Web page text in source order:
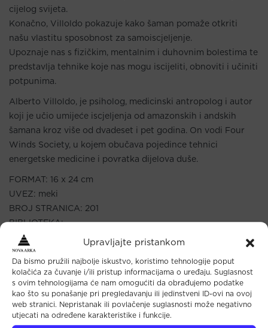
Upravljajte pristankom
Da bismo pružili najbolje iskustvo, koristimo tehnologije poput
kolačića za čuvanje i/ili pristup informacijama o uređaju. Suglasnost
s ovim tehnologijama će nam omogućiti da obrađujemo podatke
kao što su ponašanje pri pregledavanju ili jedinstveni ID-ovi na ovoj
web stranici. Nepristanak ili povlačenje suglasnosti može negativno
utjecati na određene karakteristike i funkcije.
cijelog svijeta.
Konačno, Villoldo pokazuje kako šaman pomaže otkriti
našu vlastitu sposobnost za samoiscjeljenje.
Upoznaje nas s fizičkim, mentalnim i duhovnim bolestima te
predstavlja tehnike koje nas mogu iscijeliti, obnoviti i učiniti
potpunima.
Alberto Villoldo, je psiholog, medicinski antropolog i autor
koji je učio umijeće iscjeljenja od amazonskih i andskih
šamana kroz više od dvadeset i pet godina. On vodi Four
Winds Society, u kojem obučava pojedince tehnici
energetske medicine i povratka dijelova duše.
FORMAT: 16 x 24 cm
UVEZ: meki
BROJ STRANICA: 201
BIBLIOTEKA: –
IZDAVAČ: Harša, Zagreb
IZDANJE: 2023
PREVODITELJ: Marko Šilobod
JEZIK: hrvaski
ISBN: 9789537907716